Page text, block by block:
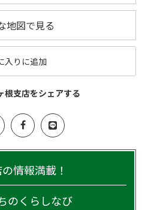
地図で見る
入りに追加
根支店をシェアする
情報満載！
のくらしなび